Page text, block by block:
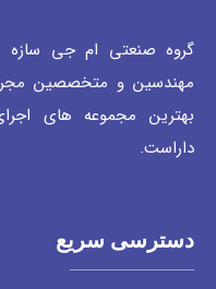
گروه صنعتی ام جی سازه
مهندسین و متخصصین
بهترین مجموعه های
داراست.
دسترسی سریع